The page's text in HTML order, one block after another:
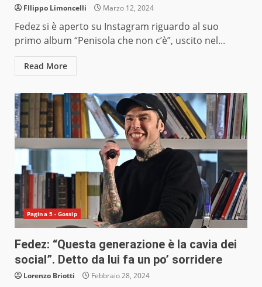
FIlippo Limoncelli Marzo 12, 2024
Fedez si è aperto su Instagram riguardo al suo
primo album “Penisola che non c’è”, uscito nel...
Read More
Pagina 5 - Gossip
Fedez: “Questa generazione è la cavia dei
social”. Detto da lui fa un po’ sorridere
Lorenzo Briotti Febbraio 28, 2024